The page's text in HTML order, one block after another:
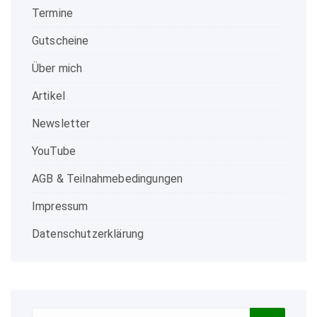
Termine
Gutscheine
Über mich
Artikel
Newsletter
YouTube
AGB & Teilnahmebedingungen
Impressum
Datenschutzerklärung